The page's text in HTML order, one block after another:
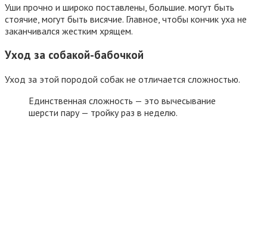
Уши прочно и широко поставлены, большие. могут быть
стоячие, могут быть висячие. Главное, чтобы кончик уха не
заканчивался жестким хрящем.
Уход за собакой-бабочкой
Уход за этой породой собак не отличается сложностью.
Единственная сложность — это вычесывание
шерсти пару — тройку раз в неделю.